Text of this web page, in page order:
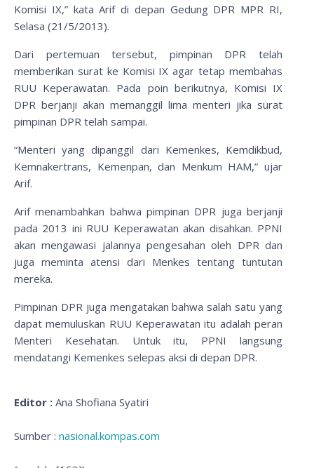
Komisi IX,” kata Arif di depan Gedung DPR MPR RI,
Selasa (21/5/2013).
Dari pertemuan tersebut, pimpinan DPR telah
memberikan surat ke Komisi IX agar tetap membahas
RUU Keperawatan. Pada poin berikutnya, Komisi IX
DPR berjanji akan memanggil lima menteri jika surat
pimpinan DPR telah sampai.
“Menteri yang dipanggil dari Kemenkes, Kemdikbud,
Kemnakertrans, Kemenpan, dan Menkum HAM,” ujar
Arif.
Arif menambahkan bahwa pimpinan DPR juga berjanji
pada 2013 ini RUU Keperawatan akan disahkan. PPNI
akan mengawasi jalannya pengesahan oleh DPR dan
juga meminta atensi dari Menkes tentang tuntutan
mereka.
Pimpinan DPR juga mengatakan bahwa salah satu yang
dapat memuluskan RUU Keperawatan itu adalah peran
Menteri Kesehatan. Untuk itu, PPNI langsung
mendatangi Kemenkes selepas aksi di depan DPR.
Editor : Ana Shofiana Syatiri
Sumber : nasional.kompas.com